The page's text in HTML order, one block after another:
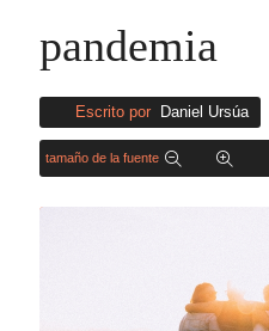
pandemia
Escrito por Daniel Ursúa
tamaño de la fuente